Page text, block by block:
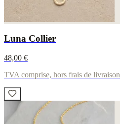
Luna Collier
48,00 €
TVA comprise, hors frais de livraison